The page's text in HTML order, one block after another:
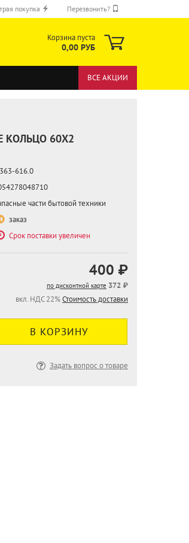
покупка Перезвонить?
Корзина пуста
0,00 РУБ
ВСЕ АКЦИИ
КОЛЬЦО 60X2
616.0
части бытовой техники
заказ
Срок поставки увеличен
400 ₽
по дисконтной карте 372 ₽
вкл. НДС 22%Стоимость доставки
Задать вопрос о товаре